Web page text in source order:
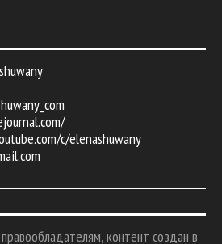
c/elenashuwany
контент создан в